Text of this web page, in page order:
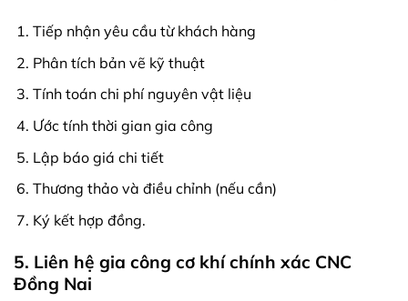
Tiếp nhận yêu cầu từ khách hàng
Phân tích bản vẽ kỹ thuật
Tính toán chi phí nguyên vật liệu
Ước tính thời gian gia công
Lập báo giá chi tiết
Thương thảo và điều chỉnh (nếu cần)
Ký kết hợp đồng.
5. Liên hệ gia công cơ khí chính xác CNC
Đồng Nai